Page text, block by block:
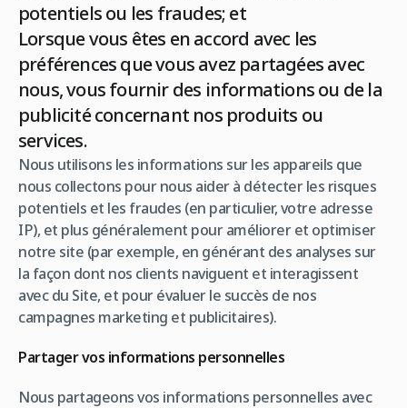
potentiels ou les fraudes; et
Lorsque vous êtes en accord avec les
préférences que vous avez partagées avec
nous, vous fournir des informations ou de la
publicité concernant nos produits ou
services.
Nous utilisons les informations sur les appareils que
nous collectons pour nous aider à détecter les risques
potentiels et les fraudes (en particulier, votre adresse
IP), et plus généralement pour améliorer et optimiser
notre site (par exemple, en générant des analyses sur
la façon dont nos clients naviguent et interagissent
avec du Site, et pour évaluer le succès de nos
campagnes marketing et publicitaires).
Partager vos informations personnelles
Nous partageons vos informations personnelles avec